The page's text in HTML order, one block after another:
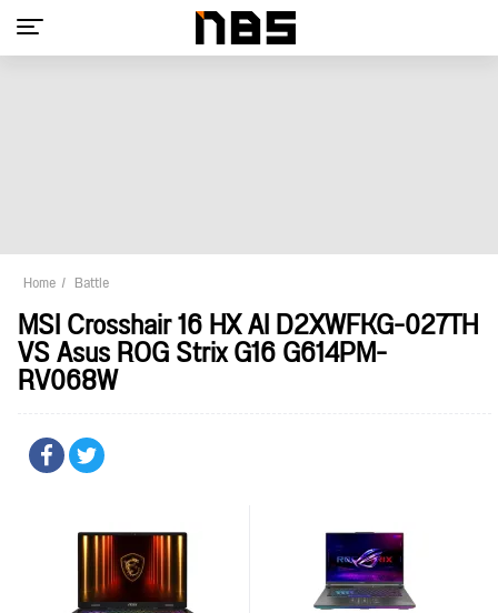
Home Battle
MSI Crosshair 16 HX AI D2XWFKG-027TH
VS Asus ROG Strix G16 G614PM-
RV068W